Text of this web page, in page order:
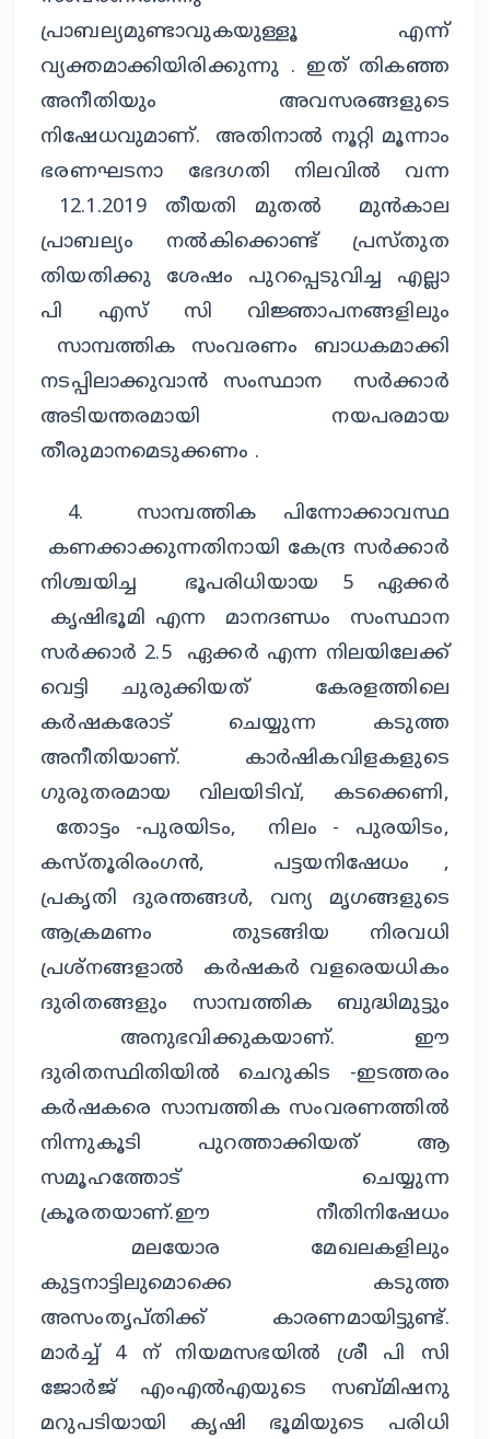
പ്രാബല്യമുണ്ടാവുകയുള്ളൂ എന്ന്
വ്യക്തമാക്കിയിരിക്കുന്നു . ഇത് തികഞ്ഞ
അനീതിയും അവസരങ്ങളുടെ
നിഷേധവുമാണ്. അതിനാൽ നൂറ്റി മൂന്നാം
ഭരണഘടനാ ഭേദഗതി നിലവിൽ വന്ന
12.1.2019 തീയതി മുതൽ മുൻകാല
പ്രാബല്യം നൽകിക്കൊണ്ട് പ്രസ്തുത
തിയതിക്കു ശേഷം പുറപ്പെടുവിച്ച എല്ലാ
പി എസ് സി വിജ്ഞാപനങ്ങളിലും
സാമ്പത്തിക സംവരണം ബാധകമാക്കി
നടപ്പിലാക്കുവാൻ സംസ്ഥാന സർക്കാർ
അടിയന്തരമായി നയപരമായ
തീരുമാനമെടുക്കണം .
4. സാമ്പത്തിക പിന്നോക്കാവസ്ഥ
കണക്കാക്കുന്നതിനായി കേന്ദ്ര സർക്കാർ
നിശ്ചയിച്ച ഭൂപരിധിയായ 5 ഏക്കർ
കൃഷിഭൂമി എന്ന മാനദണ്ഡം സംസ്ഥാന
സർക്കാർ 2.5 ഏക്കർ എന്ന നിലയിലേക്ക്
വെട്ടി ചുരുക്കിയത് കേരളത്തിലെ
കർഷകരോട് ചെയ്യുന്ന കടുത്ത
അനീതിയാണ്. കാർഷികവിളകളുടെ
ഗുരുതരമായ വിലയിടിവ്, കടക്കെണി,
തോട്ടം -പുരയിടം, നിലം - പുരയിടം,
കസ്തൂരിരംഗൻ, പട്ടയനിഷേധം ,
പ്രകൃതി ദുരന്തങ്ങൾ, വന്യ മൃഗങ്ങളുടെ
ആക്രമണം തുടങ്ങിയ നിരവധി
പ്രശ്നങ്ങളാൽ കർഷകർ വളരെയധികം
ദുരിതങ്ങളും സാമ്പത്തിക ബുദ്ധിമുട്ടും
അനുഭവിക്കുകയാണ്. ഈ
ദുരിതസ്ഥിതിയിൽ ചെറുകിട -ഇടത്തരം
കർഷകരെ സാമ്പത്തിക സംവരണത്തിൽ
നിന്നുകൂടി പുറത്താക്കിയത് ആ
സമൂഹത്തോട് ചെയ്യുന്ന
ക്രൂരതയാണ്.ഈ നീതിനിഷേധം
മലയോര മേഖലകളിലും
കുട്ടനാട്ടിലുമൊക്കെ കടുത്ത
അസംതൃപ്തിക്ക് കാരണമായിട്ടുണ്ട്.
മാർച്ച് 4 ന് നിയമസഭയിൽ ശ്രീ പി സി
ജോർജ് എംഎൽഎയുടെ സബ്മിഷനു
മറുപടിയായി കൃഷി ഭൂമിയുടെ പരിധി